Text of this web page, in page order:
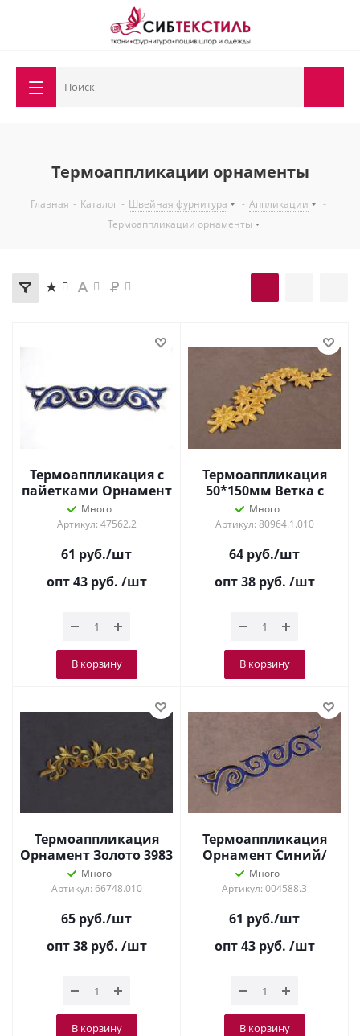
Термоаппликации орнаменты
Главная - Каталог - Швейная фурнитура - Аппликации
-
Термоаппликации орнаменты
Термоаппликация с
пайетками Орнамент
Синий/золото 8558
Много
Артикул: 47562.2
61 руб./шт
опт 43 руб. /шт
В корзину
Термоаппликация
50*150мм Ветка с
цветами Золото
Много
Артикул: 80964.1.010
64 руб./шт
опт 38 руб. /шт
В корзину
Термоаппликация
Орнамент Золото 3983
Много
Артикул: 66748.010
65 руб./шт
опт 38 руб. /шт
В корзину
Термоаппликация
Орнамент Синий/
золото 2273
Много
Артикул: 004588.3
61 руб./шт
опт 43 руб. /шт
В корзину